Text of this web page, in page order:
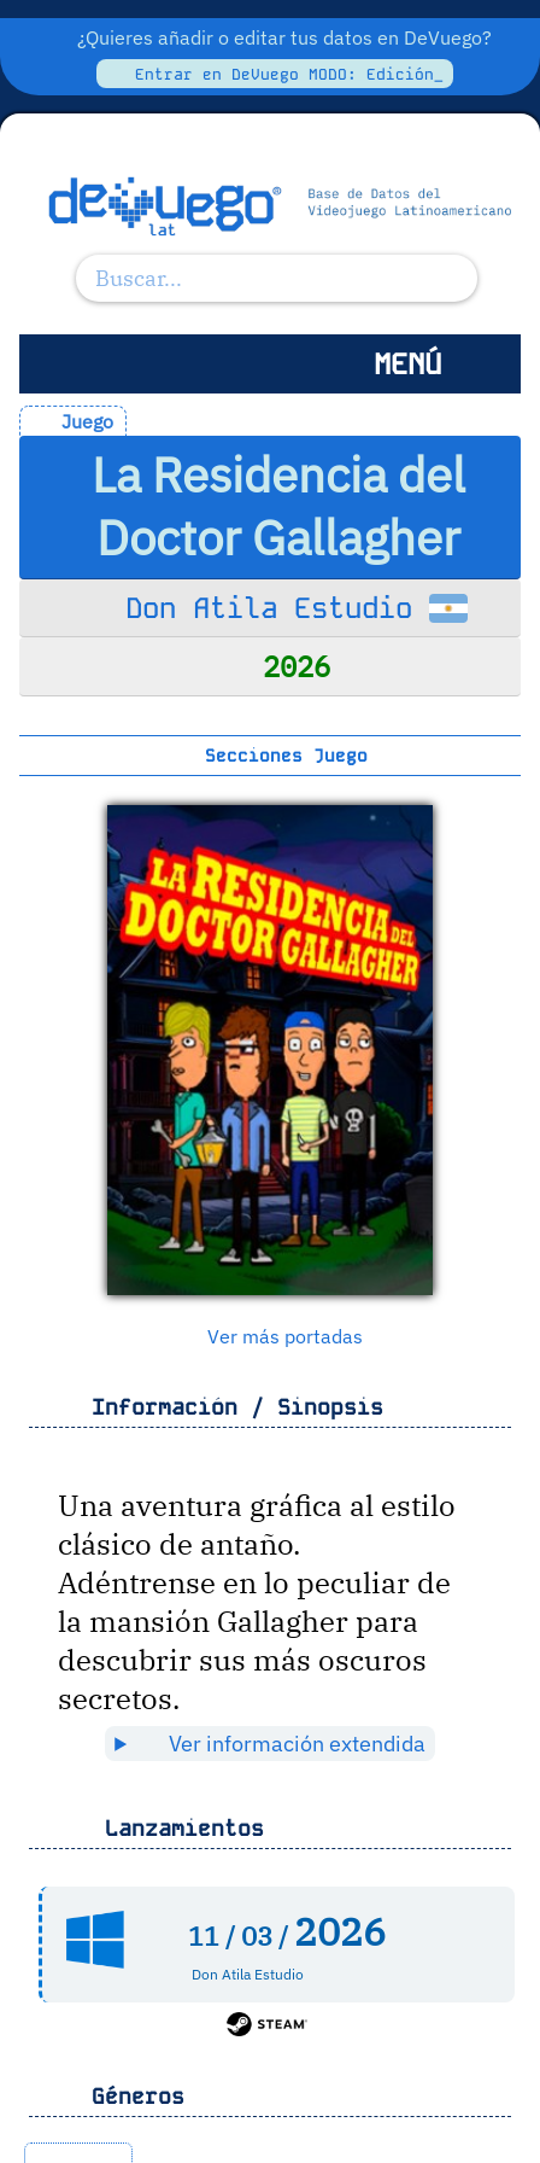
¿Quieres añadir o editar tus datos en DeVuego?
Entrar en DeVuego MODO: Edición_
MENÚ
Juego
La Residencia del
Doctor Gallagher
Don Atila Estudio
2026
Secciones Juego
Ver más portadas
Información / Sinopsis
Una aventura gráfica al estilo
clásico de antaño.
Adéntrense en lo peculiar de
la mansión Gallagher para
descubrir sus más oscuros
secretos.
Ver información extendida
Lanzamientos
11 / 03 / 2026
Don Atila Estudio
Géneros